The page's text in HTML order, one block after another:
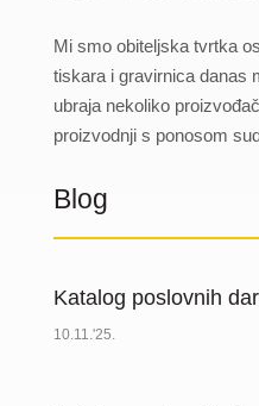
Mi smo obiteljska tvrtka
tiskara i gravirnica danas
ubraja nekoliko
proizvodnji s ponosom
Blog
Katalog poslovnih
10.11.'25.